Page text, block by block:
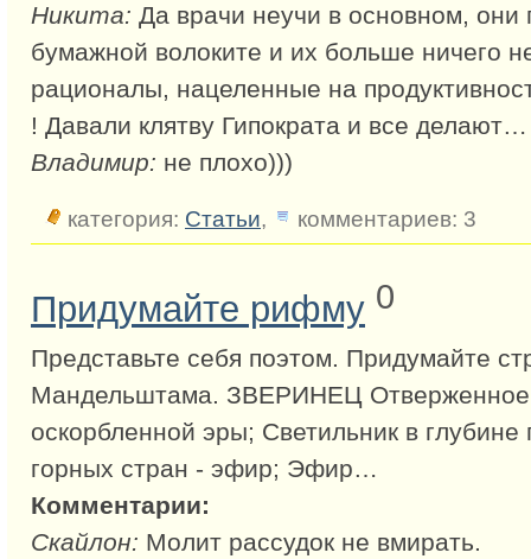
Никита: Да врачи неучи в основном, они
бумажной волоките и их больше ничего
рационалы, нацеленные на
! Давали клятву Гипократа и все делают…
Владимир: не плохо)))
категория: Статьи, комментариев: 3
Придумайте рифму 0
Представьте себя поэтом. Придумайте
Мандельштама. ЗВЕРИНЕЦ Отверженное
оскорбленной эры; Светильник в
горных стран - эфир; Эфир…
Комментарии:
Скайлон: Молит рассудок не вмирать.